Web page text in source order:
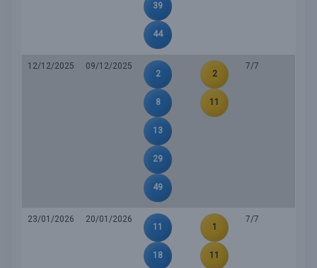
39
44
12/12/2025
09/12/2025
2
8
13
29
49
2
11
7/7
23/01/2026
20/01/2026
11
18
1
11
7/7